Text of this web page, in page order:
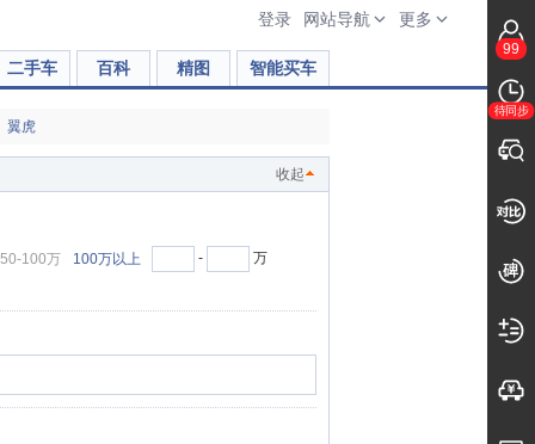
登录 网站导航 更多
二手车 百科 精图 智能买车
翼虎
收起
50-100万 100万以上 - 万
99
待同步